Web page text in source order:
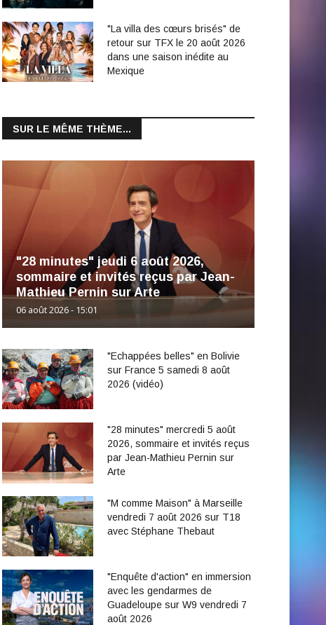
"La villa des cœurs brisés" de
retour sur TFX le 20 août 2026
dans une saison inédite au
Mexique
SUR LE MÊME THÈME...
"28 minutes" jeudi 6 août 2026,
sommaire et invités reçus par Jean-
Mathieu Pernin sur Arte
06 août 2026 - 15:01
"Echappées belles" en Bolivie
sur France 5 samedi 8 août
2026 (vidéo)
"28 minutes" mercredi 5 août
2026, sommaire et invités reçus
par Jean-Mathieu Pernin sur
Arte
"M comme Maison" à Marseille
vendredi 7 août 2026 sur T18
avec Stéphane Thebaut
"Enquête d'action" en immersion
avec les gendarmes de
Guadeloupe sur W9 vendredi 7
août 2026